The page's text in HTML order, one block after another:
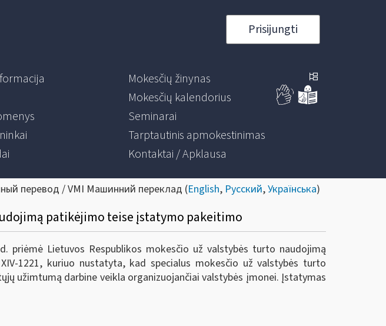
Prisijungti
Mokesčių žinynas
Mokesčių kalendorius
Seminarai
Tarptautinis apmokestinimas
Kontaktai / Apklausa
перевод / VMI Машинний переклад (English, Русский,Українська)
patikėjimo teise įstatymo pakeitimo
priėmė Lietuvos Respublikos mokesčio už valstybės turto naudojimą
1221, kuriuo nustatyta, kad specialus mokesčio už valstybės turto
užimtumą darbine veikla organizuojančiai valstybės įmonei. Įstatymas